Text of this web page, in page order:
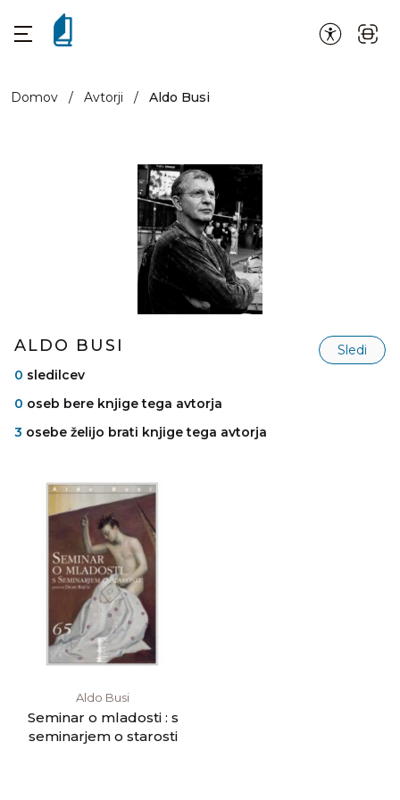
Domov / Avtorji / Aldo Busi
ALDO BUSI
Sledi
0 sledilcev
0 oseb bere knjige tega avtorja
3 osebe želijo brati knjige tega avtorja
Aldo Busi
Seminar o mladosti : s
seminarjem o starosti